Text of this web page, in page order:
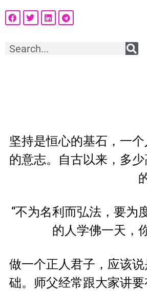
坚持是恒心的基石，一
的意志。自古以来，多
“不为名利而弘法，要为
的人学佛一天，
做一个正人君子，应该
础。师父经常跟大家讲